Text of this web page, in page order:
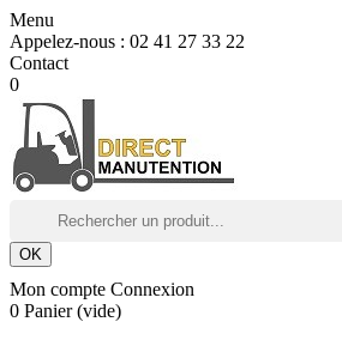
Menu
Appelez-nous : 02 41 27 33 22
Contact
0
OK
Mon compte Connexion
0 Panier (vide)